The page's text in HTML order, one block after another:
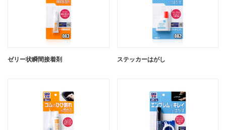
ゼリー状瞬間接着剤 ステッカーはがし